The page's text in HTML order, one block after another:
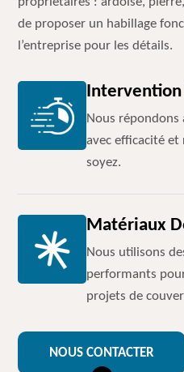
de proposer un habillage
l’entreprise pour les détails.
Intervention
Nous répondons
avec efficacité
soyez.
Matériaux
Nous utilisons
performants
projets de
NOUS CONTACTER